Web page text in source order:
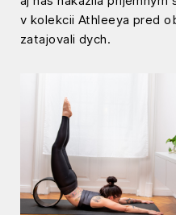
v kolekcii Athleeya pred
zatajovali dych.